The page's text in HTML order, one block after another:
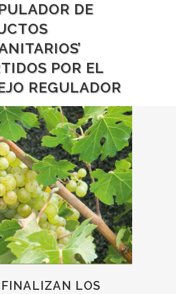
DE
POR EL
REGULADOR
FINALIZAN LOS